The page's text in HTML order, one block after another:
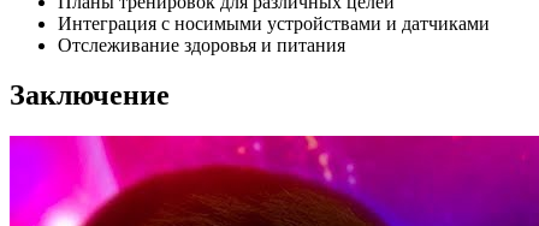
Интеграция с носимыми устройствами и датчиками
Отслеживание здоровья и питания
Заключение